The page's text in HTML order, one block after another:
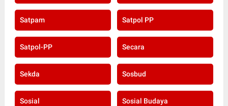
Satpam Satpol PP
Satpol-PP Secara
Sekda Sosbud
Sosial Sosial Budaya